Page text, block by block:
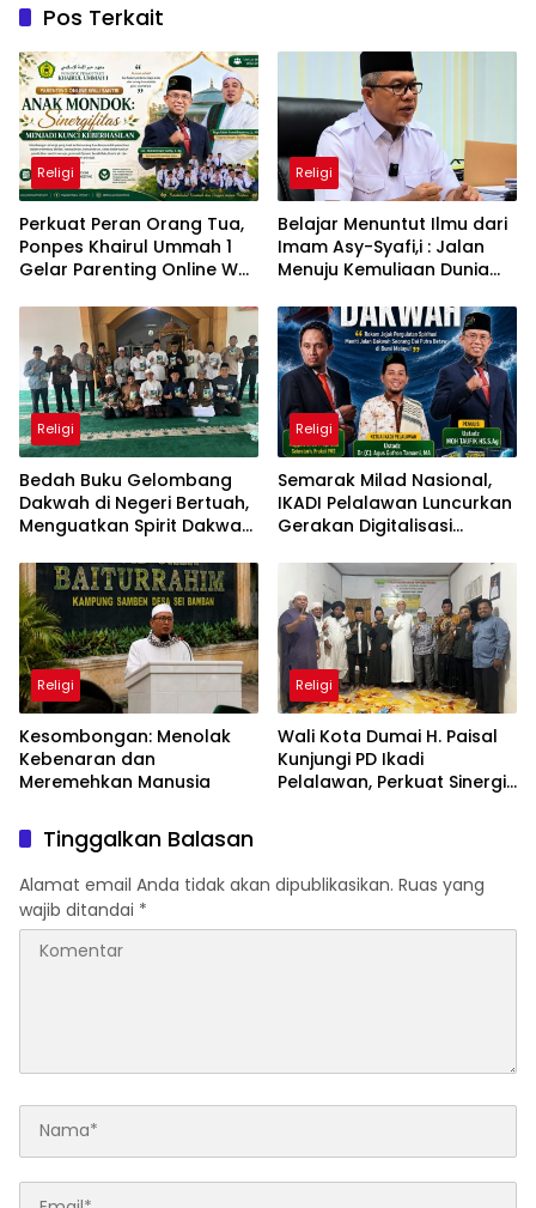
Pos Terkait
Religi
Perkuat Peran Orang Tua,
Ponpes Khairul Ummah 1
Gelar Parenting Online Wali
Religi
Belajar Menuntut Ilmu dari
Imam Asy-Syafi,i : Jalan
Menuju Kemuliaan Dunia
Religi
Bedah Buku Gelombang
Dakwah di Negeri Bertuah,
Menguatkan Spirit Dakwah
Peradaban
Religi
Semarak Milad Nasional,
IKADI Pelalawan Luncurkan
Gerakan Digitalisasi
Bedah Buku Monumental
Religi
Kesombongan: Menolak
Kebenaran dan
Meremehkan Manusia
Religi
Wali Kota Dumai H. Paisal
Kunjungi PD Ikadi
Pelalawan, Perkuat Sinergi
Tinggalkan Balasan
Alamat email Anda tidak akan dipublikasikan. Ruas yang
wajib ditandai *